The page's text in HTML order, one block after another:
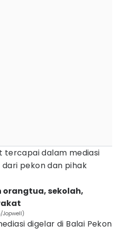
tercapai dalam mediasi
pekon dan pihak
orangtua, sekolah,
Jopwell)
digelar di Balai Pekon